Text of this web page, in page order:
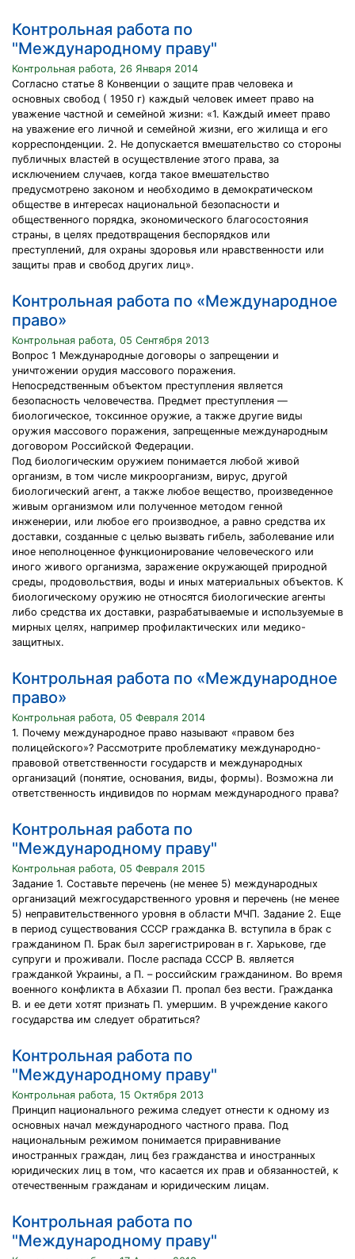
Контрольная работа по
"Международному праву"
Контрольная работа, 26 Января 2014
Согласно статье 8 Конвенции о защите прав человека и
основных свобод ( 1950 г) каждый человек имеет право на
уважение частной и семейной жизни: «1. Каждый имеет право
на уважение его личной и семейной жизни, его жилища и его
корреспонденции. 2. Не допускается вмешательство со стороны
публичных властей в осуществление этого права, за
исключением случаев, когда такое вмешательство
предусмотрено законом и необходимо в демократическом
обществе в интересах национальной безопасности и
общественного порядка, экономического благосостояния
страны, в целях предотвращения беспорядков или
преступлений, для охраны здоровья или нравственности или
защиты прав и свобод других лиц».
Контрольная работа по «Международное
право»
Контрольная работа, 05 Сентября 2013
Вопрос 1 Международные договоры о запрещении и
уничтожении орудия массового поражения.
Непосредственным объектом преступления является
безопасность человечества. Предмет преступления —
биологическое, токсинное оружие, а также другие виды
оружия массового поражения, запрещенные международным
договором Российской Федерации.
Под биологическим оружием понимается любой живой
организм, в том числе микроорганизм, вирус, другой
биологический агент, а также любое вещество, произведенное
живым организмом или полученное методом генной
инженерии, или любое его производное, а равно средства их
доставки, созданные с целью вызвать гибель, заболевание или
иное неполноценное функционирование человеческого или
иного живого организма, заражение окружающей природной
среды, продовольствия, воды и иных материальных объектов. К
биологическому оружию не относятся биологические агенты
либо средства их доставки, разрабатываемые и используемые в
мирных целях, например профилактических или медико-
защитных.
Контрольная работа по «Международное
право»
Контрольная работа, 05 Февраля 2014
1. Почему международное право называют «правом без
полицейского»? Рассмотрите проблематику международно-
правовой ответственности государств и международных
организаций (понятие, основания, виды, формы). Возможна ли
ответственность индивидов по нормам международного права?
Контрольная работа по
"Международному праву"
Контрольная работа, 05 Февраля 2015
Задание 1. Составьте перечень (не менее 5) международных
организаций межгосударственного уровня и перечень (не менее
5) неправительственного уровня в области МЧП. Задание 2. Еще
в период существования СССР гражданка В. вступила в брак с
гражданином П. Брак был зарегистрирован в г. Харькове, где
супруги и проживали. После распада СССР В. является
гражданкой Украины, а П. – российским гражданином. Во время
военного конфликта в Абхазии П. пропал без вести. Гражданка
В. и ее дети хотят признать П. умершим. В учреждение какого
государства им следует обратиться?
Контрольная работа по
"Международному праву"
Контрольная работа, 15 Октября 2013
Принцип национального режима следует отнести к одному из
основных начал международного частного права. Под
национальным ре­жимом понимается приравнивание
иностранных граждан, лиц без гражданства и иностранных
юридических лиц в том, что касается их прав и обязанностей, к
отечественным гражданам и юридическим лицам.
Контрольная работа по
"Международному праву"